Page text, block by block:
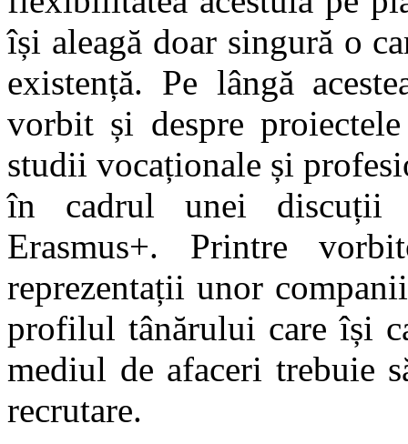
își aleagă doar singură o
existență. Pe lângă
vorbit și despre
studii vocaționale și
în cadrul unei discuții
Erasmus+. Printre
reprezentații unor
profilul tânărului care își
mediul de afaceri trebuie
recrutare.